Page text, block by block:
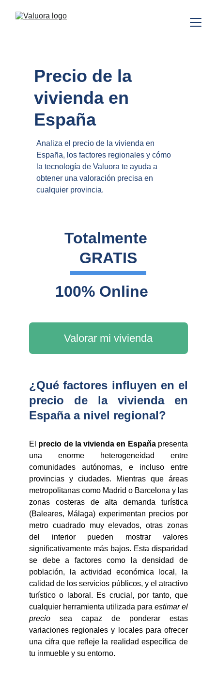
Precio de la
vivienda en
España
Analiza el precio de la vivienda en
España, los factores regionales y cómo
la tecnología de Valuora te ayuda a
obtener una valoración precisa en
cualquier provincia.
Totalmente
GRATIS
Valorar mi vivienda
100% Online
¿Qué factores influyen en el
precio de la vivienda en
España a nivel regional?
El precio de la vivienda en Españapresenta
una enorme heterogeneidad entre
comunidades autónomas, e incluso entre
provincias y ciudades. Mientras que áreas
metropolitanas como Madrid o Barcelona y las
zonas costeras de alta demanda turística
(Baleares, Málaga) experimentan precios por
metro cuadrado muy elevados, otras zonas
del interior pueden mostrar valores
significativamente más bajos. Esta disparidad
se debe a factores como la densidad de
población, la actividad económica local, la
calidad de los servicios públicos, y el atractivo
turístico o laboral. Es crucial, por tanto, que
cualquier herramienta utilizada para estimar el
precio sea capaz de ponderar estas
variaciones regionales y locales para ofrecer
una cifra que refleje la realidad específica de
tu inmueble y su entorno.